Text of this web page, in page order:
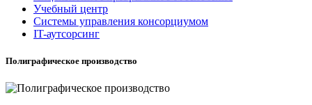
Учебный центр
Системы управления консорциумом
IT-аутсорсинг
Полиграфическое производство